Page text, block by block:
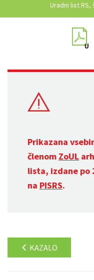
Uradni list RS,
Prikazana
členom ZoUL
lista, izdane po
na PISRS.
KAZALO